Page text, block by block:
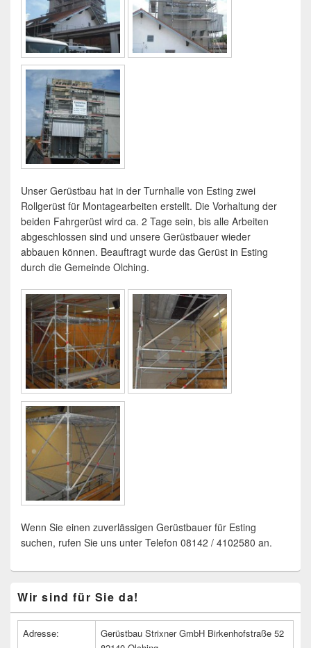
Unser Gerüstbau hat in der Turnhalle von Esting zwei
Rollgerüst für Montagearbeiten erstellt. Die Vorhaltung der
beiden Fahrgerüst wird ca. 2 Tage sein, bis alle Arbeiten
abgeschlossen sind und unsere Gerüstbauer wieder
abbauen können. Beauftragt wurde das Gerüst in Esting
durch die Gemeinde Olching.
Wenn Sie einen zuverlässigen Gerüstbauer für Esting
suchen, rufen Sie uns unter Telefon 08142 / 4102580 an.
Seitenleisten
Widget-
Wir sind für Sie da!
Adresse:
Gerüstbau Strixner GmbH Birkenhofstraße 52